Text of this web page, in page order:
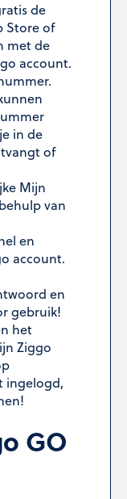
de
Store of
met de
account.
in de
of
Mijn
van
en
account.
en
gebruik!
het
Ziggo
ingelogd,
GO